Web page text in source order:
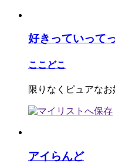
好きっていって
ここどこ
限りなくピュアな
アイらんど